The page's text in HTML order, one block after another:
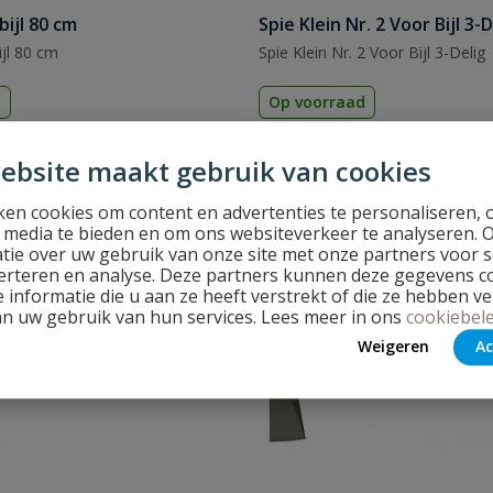
maakt gebruik van cookies
cookies om content en advertenties te personaliseren,
te bieden en om ons websiteverkeer te analyseren.
over uw gebruik van onze site met onze partners voor
en analyse. Deze partners kunnen deze gegevens
informatie die u aan ze heeft verstrekt of die ze hebben
uw gebruik van hun services. Lees meer in ons
Weigeren
80 cm
80 cm
Spie Klein Nr. 2 Voor Bijl 3-
Spie Klein Nr. 2 Voor Bijl 3-Delig
Op voorraad
€
4,42